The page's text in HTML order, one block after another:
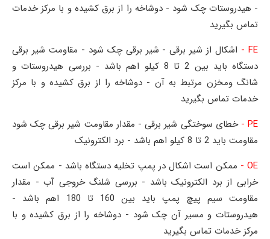
- هیدروستات چک شود - دوشاخه را از برق کشیده و با مرکز خدمات
تماس بگیرید
FE -
اشکال از شیر برقی - شیر برقی چک شود - مقاومت شیر برقی
دستگاه باید بین 2 تا 8 کیلو اهم باشد - بررسی هیدروستات و
شانگ ومخزن مرتبط به آن - دوشاخه را از برق کشیده و با مرکز
خدمات تماس بگیرید
PE -
خطای سوختگی شیر برقی - مقدار مقاومت شیر برقی چک شود
مقاومت باید 2 تا 8 کیلو اهم باشد - برد الکترونیک
OE -
ممکن است اشکال در پمپ تخلیه دستگاه باشد - ممکن است
خرابی از برد الکترونیک باشد - بررسی شلنگ خروجی آب - مقدار
مقاومت سیم پیچ پمپ باید بین 160 تا 180 اهم باشد -
هیدروستات و مسیر آن چک شود - دوشاخه را از برق کشیده و با
مرکز خدمات تماس بگیرید